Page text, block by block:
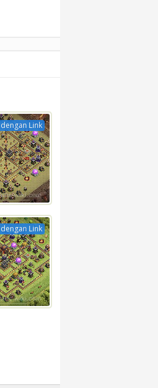
dengan Link
dengan Link